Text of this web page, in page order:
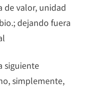
de valor, unidad
dejando fuera
siguiente
simplemente,